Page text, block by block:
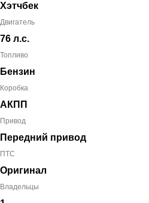
Хэтчбек
Двигатель
76 л.с.
Топливо
Бензин
Коробка
АКПП
Привод
Передний привод
ПТС
Оригинал
Владельцы